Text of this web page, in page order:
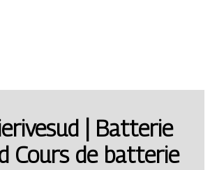
| Batterie
Cours de batterie